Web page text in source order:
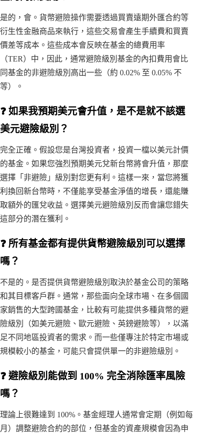
是的，會。貨幣避險操作需要透過買賣遠期外匯合約等
衍生性金融商品來執行，這些交易會產生手續費和買賣
價差等成本。這些成本會反映在基金的總費用率
（TER）中，因此，通常避險級別基金的內扣費用會比
同基金的非避險級別高出一些（約 0.02% 至 0.05% 不
等）。
❓ 如果我預期美元會升值，是不是就不該選
美元避險級別？
完全正確。假設您是台灣投資者，投資一檔以美元計價
的基金。如果您強烈預期美元兌新台幣將會升值，那麼
選擇「非避險」級別對您更有利。這樣一來，當您將獲
利換回新台幣時，不僅能享受基金淨值的增長，還能賺
取額外的匯兌收益。選擇美元避險級別反而會讓您錯失
這部分的潛在獲利。
❓ 所有基金都有提供貨幣避險級別可以選擇
嗎？
不是的。是否提供貨幣避險級別取決於基金公司的策略
和其目標客戶群。通常，那些面向全球市場、在多個國
家銷售的大型跨國基金，比較有可能提供多種貨幣的避
險級別（如美元避險、歐元避險、英鎊避險等），以滿
足不同地區投資者的需求。而一些僅專注於特定市場或
規模較小的基金，可能只會提供單一的非避險級別。
❓ 避險級別能做到 100% 完全消除匯率風險
嗎？
理論上很難達到 100%。基金經理人通常會定期（例如每
月）調整避險合約的部位，但基金的資產規模會因為申